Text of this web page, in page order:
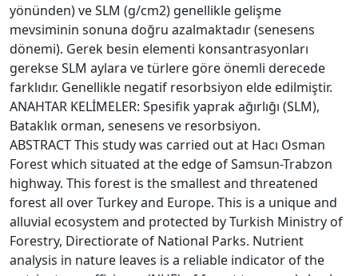
yönünden) ve SLM (g/cm2) genellikle gelişme
mevsiminin sonuna doğru azalmaktadır (senesens
dönemi). Gerek besin elementi konsantrasyonları
gerekse SLM aylara ve türlere göre önemli derecede
farklıdır. Genellikle negatif resorbsiyon elde edilmiştir.
ANAHTAR KELİMELER: Spesifik yaprak ağırlığı (SLM),
Bataklık orman, senesens ve resorbsiyon.
ABSTRACT This study was carried out at Hacı Osman
Forest which situated at the edge of Samsun-Trabzon
highway. This forest is the smallest and threatened
forest all over Turkey and Europe. This is a unique and
alluvial ecosystem and protected by Turkish Ministry of
Forestry, Directiorate of National Parks. Nutrient
analysis in nature leaves is a reliable indicator of the